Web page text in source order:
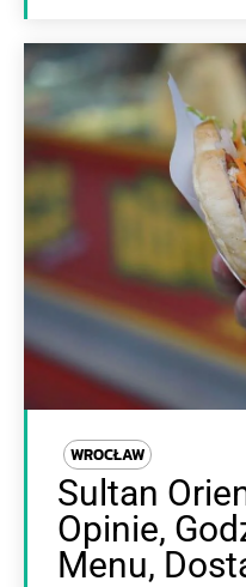
WROCŁAW
Sultan
Opinie,
Menu,